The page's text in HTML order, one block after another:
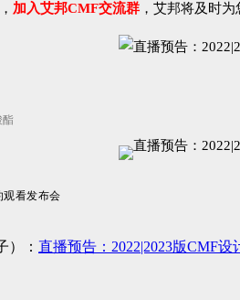
加入艾邦CMF交流群 ，艾邦将及时为
酯
观看发布会
）： 直播预告：2022|2023版CMF设